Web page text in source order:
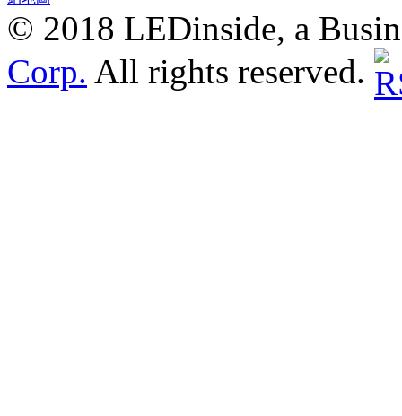
© 2018 LEDinside, a
Corp. All rights reserved.